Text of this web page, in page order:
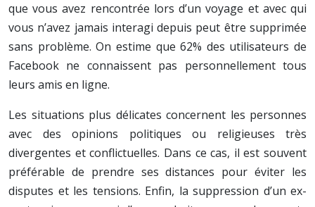
que vous avez rencontrée lors d’un voyage et avec qui
vous n’avez jamais interagi depuis peut être supprimée
sans problème. On estime que 62% des utilisateurs de
Facebook ne connaissent pas personnellement tous
leurs amis en ligne.
Les situations plus délicates concernent les personnes
avec des opinions politiques ou religieuses très
divergentes et conflictuelles. Dans ce cas, il est souvent
préférable de prendre ses distances pour éviter les
disputes et les tensions. Enfin, la suppression d’un ex-